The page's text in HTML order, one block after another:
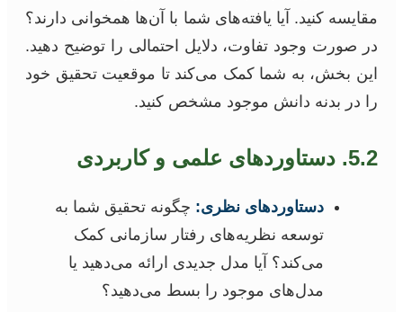
مقایسه کنید. آیا یافته‌های شما با آن‌ها همخوانی دارند؟
در صورت وجود تفاوت، دلایل احتمالی را توضیح دهید.
این بخش، به شما کمک می‌کند تا موقعیت تحقیق خود
را در بدنه دانش موجود مشخص کنید.
5.2. دستاوردهای علمی و کاربردی
دستاوردهای نظری: چگونه تحقیق شما به
توسعه نظریه‌های رفتار سازمانی کمک
می‌کند؟ آیا مدل جدیدی ارائه می‌دهید یا
مدل‌های موجود را بسط می‌دهید؟